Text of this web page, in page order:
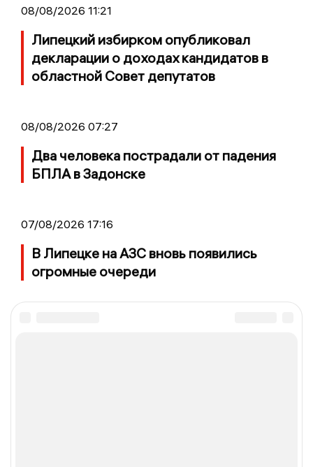
08/08/2026 11:21
Липецкий избирком опубликовал
декларации о доходах кандидатов в
областной Совет депутатов
08/08/2026 07:27
Два человека пострадали от падения
БПЛА в Задонске
07/08/2026 17:16
В Липецке на АЗС вновь появились
огромные очереди